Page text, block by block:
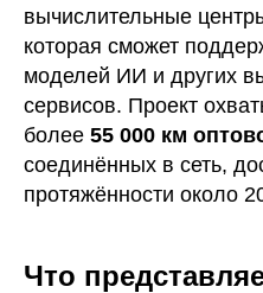
вычислительные
которая сможет
моделей ИИ и других
сервисов. Проект
более 55 000 км
соединённых в сеть,
протяжённости около
Что